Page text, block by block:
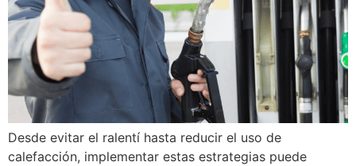
Desde evitar el ralentí hasta reducir el uso de
calefacción, implementar estas estrategias puede